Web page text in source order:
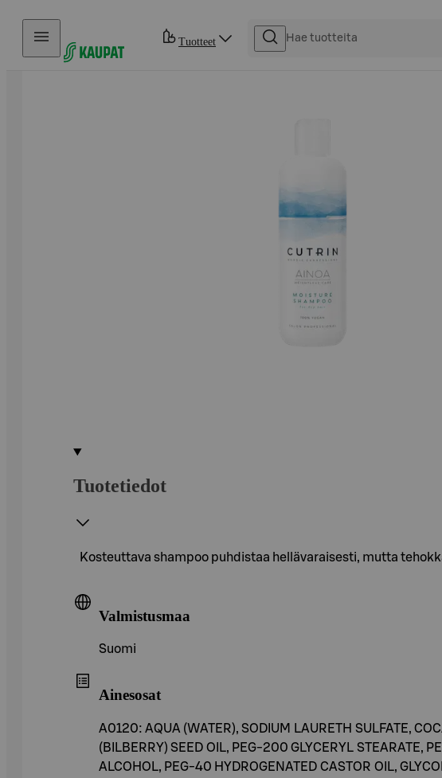
Hyppää sisältöön
Tuotteet
Tuotetiedot
Kosteuttava shampoo puhdistaa hellävaraisesti, mutta
Valmistusmaa
Suomi
Ainesosat
A0120: AQUA (WATER), SODIUM LAURETH SULFATE,
(BILBERRY) SEED OIL, PEG-200 GLYCERYL STEARATE,
ALCOHOL, PEG-40 HYDROGENATED CASTOR OIL,